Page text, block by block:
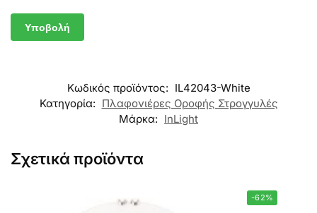
Κωδικός προϊόντος: IL42043-White
Κατηγορία: Πλαφονιέρες Οροφής Στρογγυλές
Μάρκα: InLight
Σχετικά προϊόντα
-62%